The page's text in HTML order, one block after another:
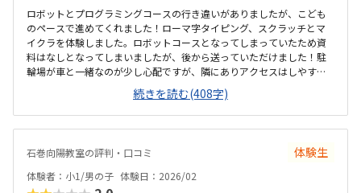
ロボットとプログラミングコースの行き違いがありましたが、こども
のペースで進めてくれました！ローマ字タイピング、スクラッチとマ
イクラを体験しました。ロボットコースとなってしまっていたため資
料はなしとなってしまいましたが、後から送っていただけました！駐
輪場が車と一緒なのが少し心配ですが、隣にありアクセスはしやすい
です。ビルの上の方にあるのでひとりで行けるかな？と心配ではあり
ますが、慣れたらひとりで歩いてくる子も多いみたいでした。レンタ
ルオフィスのような場所で殺風景ですが、普通です土日空調がきかな
いようで少し暑かった2回の授業に対して他より高いかなと思います
ました。電話の対応でとても詳しく教えていただきイメージがわきま
した。入会金サービスのお話についても先に聞けたので比較しやすか
ったです。子供はマイクラがすきなので、興味を持って取り組めてい
続きを読む(408字)
石巻向陽教室の評判・口コミ 体験生
体験者：小1/男の子 体験日：2026/02